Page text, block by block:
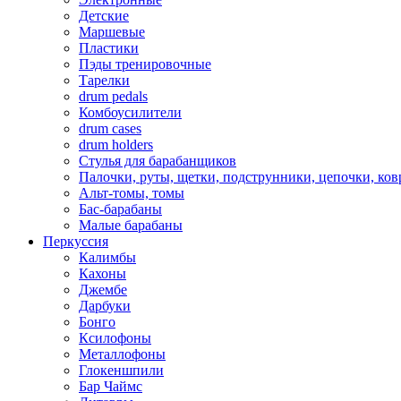
Детские
Маршевые
Пластики
Пэды тренировочные
Тарелки
drum pedals
Комбоусилители
drum cases
drum holders
Стулья для барабанщиков
Палочки, руты, щетки, подструнники, цепочки,
Альт-томы, томы
Бас-барабаны
Малые барабаны
Перкуссия
Калимбы
Кахоны
Джембе
Дарбуки
Бонго
Ксилофоны
Металлофоны
Глокеншпили
Бар Чаймс